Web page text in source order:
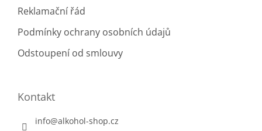
Reklamační řád
Podmínky ochrany osobních údajů
Odstoupení od smlouvy
Kontakt
info@alkohol-shop.cz